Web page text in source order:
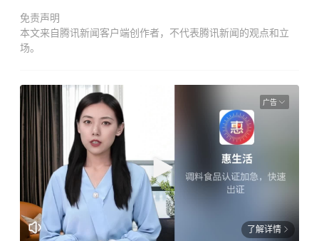
免责声明
本文来自腾讯新闻客户端创作者，不代表腾讯新闻的观点和立
场。
广告
了解详情